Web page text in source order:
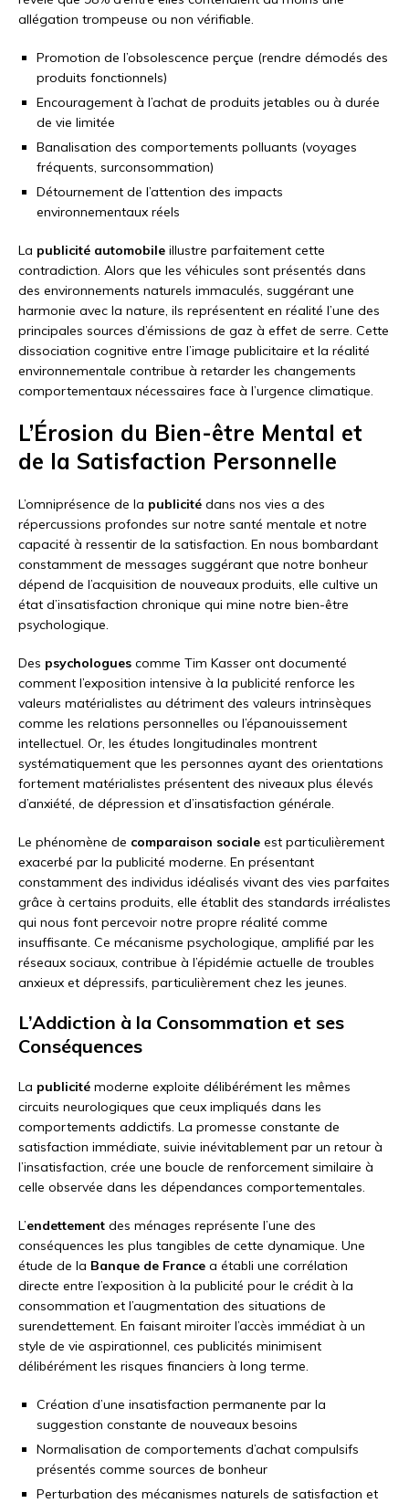
allégation trompeuse ou non vérifiable.
Promotion de l’obsolescence perçue (rendre démodés des
produits fonctionnels)
Encouragement à l’achat de produits jetables ou à durée
de vie limitée
Banalisation des comportements polluants (voyages
fréquents, surconsommation)
Détournement de l’attention des impacts
environnementaux réels
La publicité automobile illustre parfaitement cette
contradiction. Alors que les véhicules sont présentés dans
des environnements naturels immaculés, suggérant une
harmonie avec la nature, ils représentent en réalité l’une des
principales sources d’émissions de gaz à effet de serre. Cette
dissociation cognitive entre l’image publicitaire et la réalité
environnementale contribue à retarder les changements
comportementaux nécessaires face à l’urgence climatique.
L’Érosion du Bien-être Mental et
de la Satisfaction Personnelle
L’omniprésence de la publicité dans nos vies a des
répercussions profondes sur notre santé mentale et notre
capacité à ressentir de la satisfaction. En nous bombardant
constamment de messages suggérant que notre bonheur
dépend de l’acquisition de nouveaux produits, elle cultive un
état d’insatisfaction chronique qui mine notre bien-être
psychologique.
Des psychologues comme Tim Kasser ont documenté
comment l’exposition intensive à la publicité renforce les
valeurs matérialistes au détriment des valeurs intrinsèques
comme les relations personnelles ou l’épanouissement
intellectuel. Or, les études longitudinales montrent
systématiquement que les personnes ayant des orientations
fortement matérialistes présentent des niveaux plus élevés
d’anxiété, de dépression et d’insatisfaction générale.
Le phénomène de comparaison sociale est particulièrement
exacerbé par la publicité moderne. En présentant
constamment des individus idéalisés vivant des vies parfaites
grâce à certains produits, elle établit des standards irréalistes
qui nous font percevoir notre propre réalité comme
insuffisante. Ce mécanisme psychologique, amplifié par les
réseaux sociaux, contribue à l’épidémie actuelle de troubles
anxieux et dépressifs, particulièrement chez les jeunes.
L’Addiction à la Consommation et ses
Conséquences
La publicité moderne exploite délibérément les mêmes
circuits neurologiques que ceux impliqués dans les
comportements addictifs. La promesse constante de
satisfaction immédiate, suivie inévitablement par un retour à
l’insatisfaction, crée une boucle de renforcement similaire à
celle observée dans les dépendances comportementales.
L’endettement des ménages représente l’une des
conséquences les plus tangibles de cette dynamique. Une
étude de la Banque de France a établi une corrélation
directe entre l’exposition à la publicité pour le crédit à la
consommation et l’augmentation des situations de
surendettement. En faisant miroiter l’accès immédiat à un
style de vie aspirationnel, ces publicités minimisent
délibérément les risques financiers à long terme.
Création d’une insatisfaction permanente par la
suggestion constante de nouveaux besoins
Normalisation de comportements d’achat compulsifs
présentés comme sources de bonheur
Perturbation des mécanismes naturels de satisfaction et